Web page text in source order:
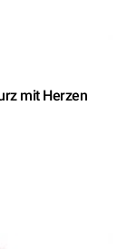
mit Herzen